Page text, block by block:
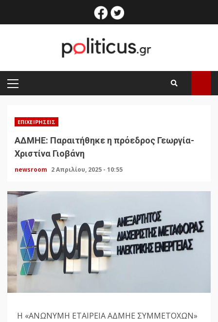
facebook
PRIMARY
MENU
ΕΠΙΧΕΙΡΉΣΕΙΣ
ΑΔΜΗΕ: Παραιτήθηκε η πρόεδρος Γεωργία-
Χριστίνα Γιοβάνη
newsroom 2 Απριλίου, 2025 - 10:55
Η «ΑΝΩΝΥΜΗ ΕΤΑΙΡΕΙΑ ΑΔΜΗΕ ΣΥΜΜΕΤΟΧΩΝ»